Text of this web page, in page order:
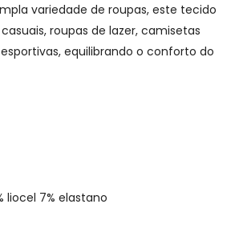
variedade de roupas, este tecido
roupas de lazer, camisetas
equilibrando o conforto do
liocel 7% elastano